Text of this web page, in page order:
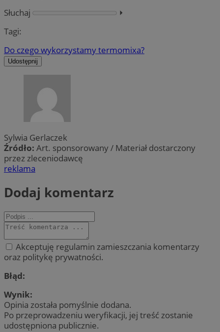
Słuchaj
⏵︎
Tagi:
Do czego wykorzystamy termomixa?
Udostępnij
Sylwia Gerlaczek
Źródło: Art. sponsorowany / Materiał dostarczony
przez zleceniodawcę
reklama
Dodaj komentarz
Akceptuję regulamin zamieszczania komentarzy
oraz politykę prywatności.
Błąd:
Wynik:
Opinia została pomyślnie dodana.
Po przeprowadzeniu weryfikacji, jej treść zostanie
udostępniona publicznie.